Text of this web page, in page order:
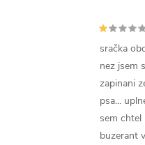
sračka
nez jsem
zapinani
psa...
sem chtel
buzerant